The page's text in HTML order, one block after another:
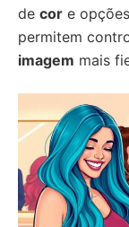
de cor e
permitem
imagem mais